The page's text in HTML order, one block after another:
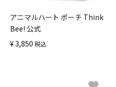
アニマルハート ポーチ Think
Bee! 公式
¥3,850 税込